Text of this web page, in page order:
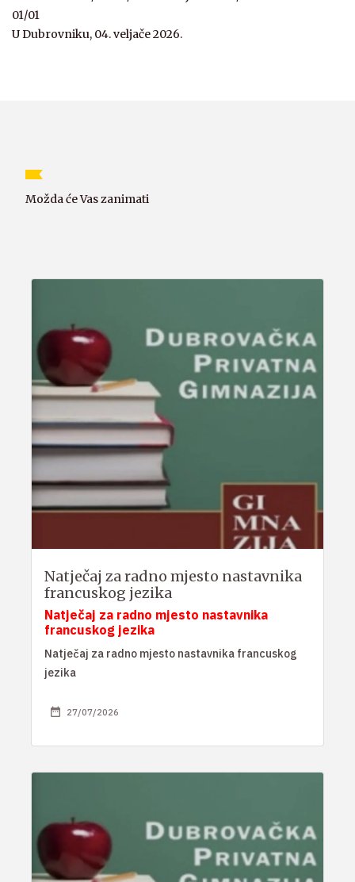
01/01
U Dubrovniku, 04. veljače 2026.
Možda će Vas zanimati
Natječaj za radno mjesto nastavnika
francuskog jezika
Natječaj za radno mjesto nastavnika
francuskog jezika
Natječaj za radno mjesto nastavnika francuskog
jezika
27/07/2026